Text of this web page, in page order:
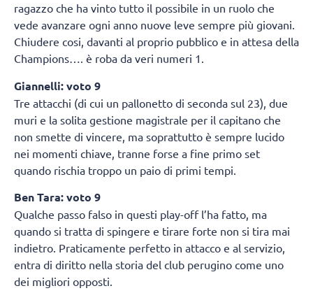
ragazzo che ha vinto tutto il possibile in un ruolo che
vede avanzare ogni anno nuove leve sempre più giovani.
Chiudere cosi, davanti al proprio pubblico e in attesa della
Champions…. è roba da veri numeri 1.
Giannelli: voto 9
Tre attacchi (di cui un pallonetto di seconda sul 23), due
muri e la solita gestione magistrale per il capitano che
non smette di vincere, ma soprattutto è sempre lucido
nei momenti chiave, tranne forse a fine primo set
quando rischia troppo un paio di primi tempi.
Ben Tara: voto 9
Qualche passo falso in questi play-off l’ha fatto, ma
quando si tratta di spingere e tirare forte non si tira mai
indietro. Praticamente perfetto in attacco e al servizio,
entra di diritto nella storia del club perugino come uno
dei migliori opposti.